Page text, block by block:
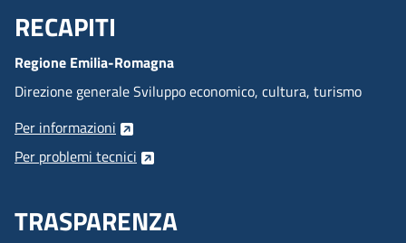
Menu Footer
RECAPITI
Regione Emilia-Romagna
Direzione generale Sviluppo economico, cultura, turismo
Per informazioni
Per problemi tecnici
TRASPARENZA